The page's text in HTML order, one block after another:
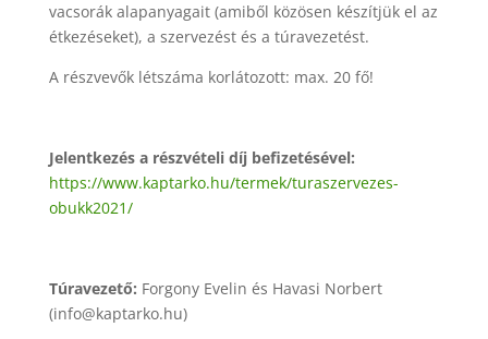
vacsorák alapanyagait (amiből közösen készítjük el az
étkezéseket), a szervezést és a túravezetést.
A részvevők létszáma korlátozott: max. 20 fő!
Jelentkezés a részvételi díj befizetésével:
https://www.kaptarko.hu/termek/turaszervezes-
obukk2021/
Túravezető: Forgony Evelin és Havasi Norbert
(info@kaptarko.hu)